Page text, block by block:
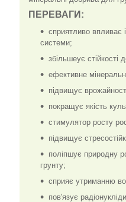
ПЕРЕВАГИ:
сприятливо впливає
системи;
збільшеує стійкості
ефективне
підвищує
покращує якість
стимулятор росту
підвищує
поліпшує природну
грунту;
сприяє утриманню
пов'язує